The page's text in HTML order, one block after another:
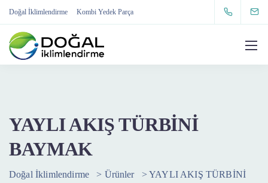
Doğal İklimlendirme Kombi Yedek Parça
YAYLI AKIŞ TÜRBİNİ
BAYMAK
Doğal İklimlendirme > Ürünler >YAYLI AKIŞ TÜRBİNİ